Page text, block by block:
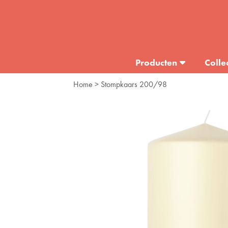
Producten
Home > Stompkaars 200/98